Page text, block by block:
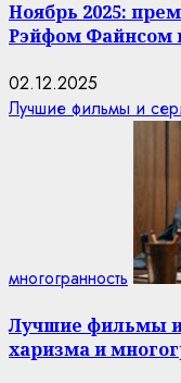
Ноябрь 2025:
Рэйфом Файнсом
02.12.2025
Лучшие фильмы и
многогранность
Лучшие фильмы
харизма и